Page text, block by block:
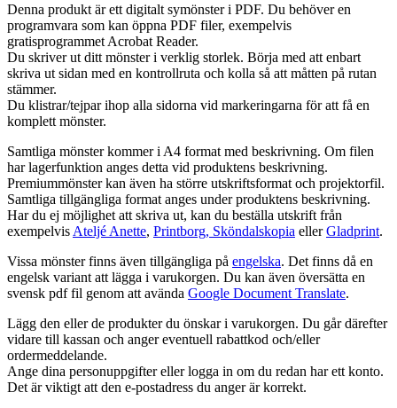
Denna produkt är ett digitalt symönster i PDF. Du behöver en
programvara som kan öppna PDF filer, exempelvis
gratisprogrammet Acrobat Reader.
Du skriver ut ditt mönster i verklig storlek. Börja med att enbart
skriva ut sidan med en kontrollruta och kolla så att måtten på rutan
stämmer.
Du klistrar/tejpar ihop alla sidorna vid markeringarna för att få en
komplett mönster.
Samtliga mönster kommer i A4 format med beskrivning. Om filen
har lagerfunktion anges detta vid produktens beskrivning.
Premiummönster kan även ha större utskriftsformat och projektorfil.
Samtliga tillgängliga format anges under produktens beskrivning.
Har du ej möjlighet att skriva ut, kan du beställa utskrift från
exempelvis Ateljé Anette, Printborg, Sköndalskopia ellerGladprint.
Vissa mönster finns även tillgängliga på engelska. Det finns då en
engelsk variant att lägga i varukorgen. Du kan även översätta en
svensk pdf fil genom att avända Google Document Translate.
Lägg den eller de produkter du önskar i varukorgen. Du går därefter
vidare till kassan och anger eventuell rabattkod och/eller
ordermeddelande.
Ange dina personuppgifter eller logga in om du redan har ett konto.
Det är viktigt att den e-postadress du anger är korrekt.